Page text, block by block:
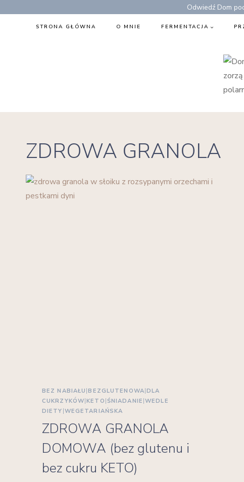
Odwiedź Dom
STRONA GŁÓWNA O MNIE FERMENTACJA
ZDROWA GRANOLA
BEZ NABIAŁU |BEZGLUTENOWA|DLA
CUKRZYKÓW|KETO |ŚNIADANIE |WEDLE
DIETY |WEGETARIAŃSKA
ZDROWA GRANOLA
DOMOWA (bez glutenu i
bez cukru KETO)